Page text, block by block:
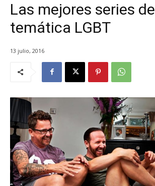
Las mejores series de
temática LGBT
13 julio, 2016